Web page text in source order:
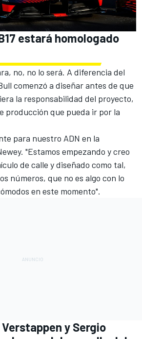
estará homologado
no, no lo será. A diferencia del
comenzó a diseñar antes de que
la responsabilidad del proyecto,
producción que pueda ir por la
para nuestro ADN en la
"Estamos empezando y creo
de calle y diseñado como tal,
números, que no es algo con lo
en este momento".
y Sergio